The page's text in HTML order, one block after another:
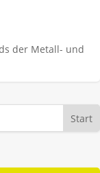
der Metall- und
Start